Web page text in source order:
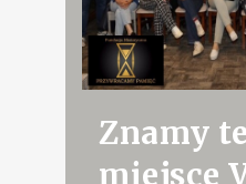
Znamy
miejsce